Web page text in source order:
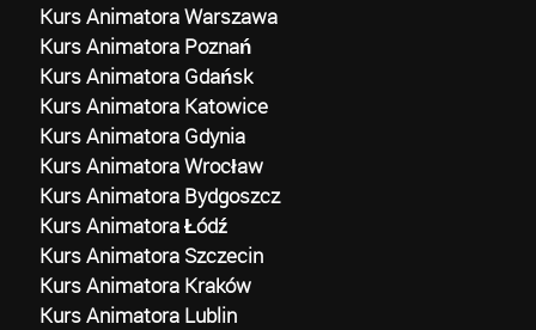
Kurs Animatora Warszawa
Kurs Animatora Poznań
Kurs Animatora Gdańsk
Kurs Animatora Katowice
Kurs Animatora Gdynia
Kurs Animatora Wrocław
Kurs Animatora Bydgoszcz
Kurs Animatora Łódź
Kurs Animatora Szczecin
Kurs Animatora Kraków
Kurs Animatora Lublin